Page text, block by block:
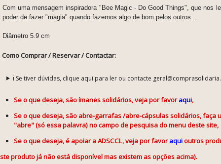
Com uma mensagem inspiradora "Bee Magic - Do Good Things",que nos
poder de fazer "magia" quando fazemos algo de bom pelos outros...
Diâmetro 5.9 cm
Como Comprar / Reservar / Contactar:
ℹ️ Se tiver dúvidas, clique aqui para ler ou contacte
Se o que deseja, são ímanes solidários, veja por favoraqui,
Se o que deseja, são abre-garrafas /abre-cápsulas solidários, faça
"abre" (só essa palavra) no campo de pesquisa do menu deste site,
Se o que deseja, é apoiar a ADSCCL, veja por favoraquioutros
produto já não está disponível mas existem as opções acima).